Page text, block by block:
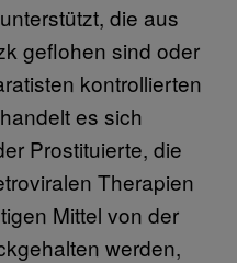
die aus
geflohen sind oder
kontrollierten
es sich
Prostituierte, die
Therapien
Mittel von der
werden,